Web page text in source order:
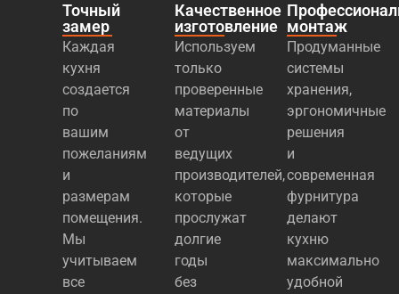
Точный
замер
Каждая
кухня
создается
по
вашим
пожеланиям
и
размерам
помещения.
Мы
учитываем
все
Качественное
изготовление
Используем
только
проверенные
материалы
от
ведущих
производителей,
которые
прослужат
долгие
годы
без
монтаж
Продуманные
системы
хранения,
эргономичные
решения
и
современная
фурнитура
делают
кухню
максимально
удобной